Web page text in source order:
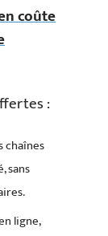
coûte
:
chaînes
sans
ligne,